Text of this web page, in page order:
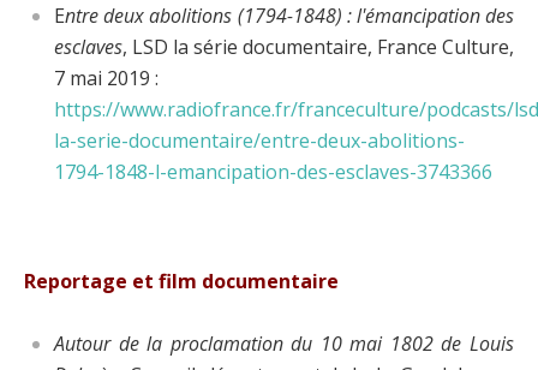
Entre deux abolitions (1794-1848) : l'émancipation des
esclaves, LSD la série documentaire, France Culture,
7 mai 2019 :
https://www.radiofrance.fr/franceculture/podcasts/
la-serie-documentaire/entre-deux-abolitions-
1794-1848-l-emancipation-des-esclaves-3743366
Reportage et film documentaire
Autour de la proclamation du 10 mai 1802 de Louis